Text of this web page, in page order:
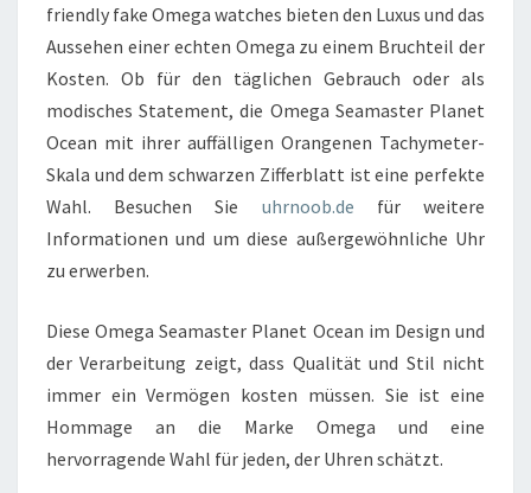
friendly fake Omega watches bieten den Luxus und das
Aussehen einer echten Omega zu einem Bruchteil der
Kosten. Ob für den täglichen Gebrauch oder als
modisches Statement, die Omega Seamaster Planet
Ocean mit ihrer auffälligen Orangenen Tachymeter-
Skala und dem schwarzen Zifferblatt ist eine perfekte
Wahl. Besuchen Sie uhrnoob.de für weitere
Informationen und um diese außergewöhnliche Uhr
zu erwerben.
Diese Omega Seamaster Planet Ocean im Design und
der Verarbeitung zeigt, dass Qualität und Stil nicht
immer ein Vermögen kosten müssen. Sie ist eine
Hommage an die Marke Omega und eine
hervorragende Wahl für jeden, der Uhren schätzt.